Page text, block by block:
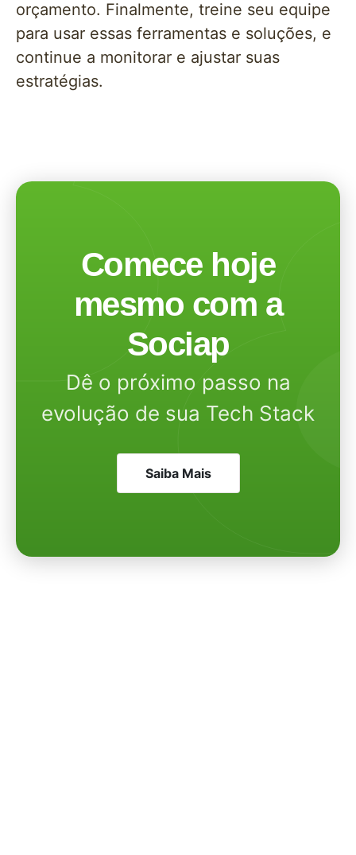
orçamento. Finalmente, treine seu equipe
para usar essas ferramentas e soluções, e
continue a monitorar e ajustar suas
estratégias.
Comece hoje
mesmo com a
Sociap
Dê o próximo passo na
evolução de sua Tech Stack
Saiba Mais